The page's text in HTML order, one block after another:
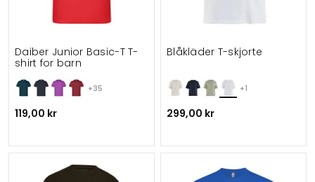
+35
Daiber Junior Basic-T T-
shirt for barn
119,00 kr
+1
Blåkläder T-skjorte
299,00 kr